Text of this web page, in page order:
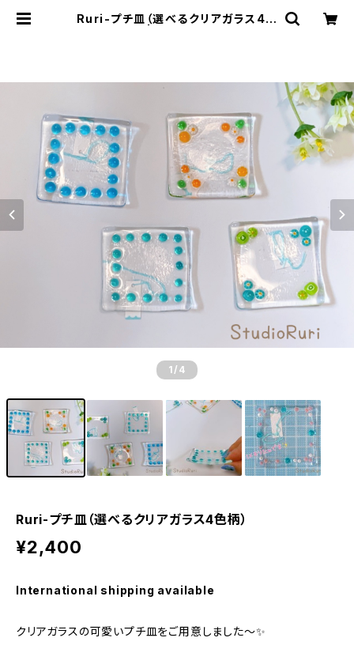
Ruri-プチ皿（選べるクリアガラス4色
1 /4
Ruri-プチ皿（選べるクリアガラス4色柄）
¥2,400
International shipping available
クリアガラスの可愛いプチ皿をご用意しました～✨